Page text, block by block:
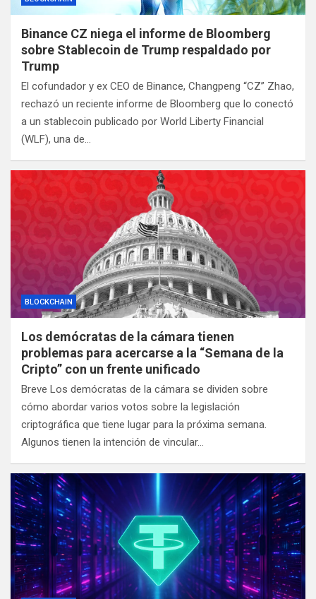
Binance CZ niega el informe de Bloomberg
sobre Stablecoin de Trump respaldado por
Trump
El cofundador y ex CEO de Binance, Changpeng “CZ” Zhao,
rechazó un reciente informe de Bloomberg que lo conectó
a un stablecoin publicado por World Liberty Financial
(WLF), una de…
BLOCKCHAIN
Los demócratas de la cámara tienen
problemas para acercarse a la “Semana de la
Cripto” con un frente unificado
Breve Los demócratas de la cámara se dividen sobre
cómo abordar varios votos sobre la legislación
criptográfica que tiene lugar para la próxima semana.
Algunos tienen la intención de vincular…